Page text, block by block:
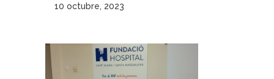
10 octubre, 2023